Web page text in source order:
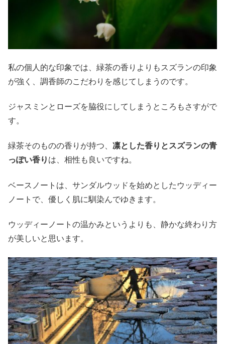
私の個人的な印象では、緑茶の香りよりもスズランの印象
が強く、調香師のこだわりを感じてしまうのです。
ジャスミンとローズを脇役にしてしまうところもさすがで
す。
緑茶そのものの香りが持つ、 凛とした香りとスズランの青
っぽい香り は、相性も良いですね。
ベースノートは、サンダルウッドを始めとしたウッディー
ノートで、優しく肌に馴染んでゆきます。
ウッディーノートの温かみというよりも、静かな終わり方
が美しいと思います。